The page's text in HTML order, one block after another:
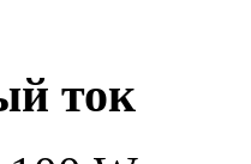
ток